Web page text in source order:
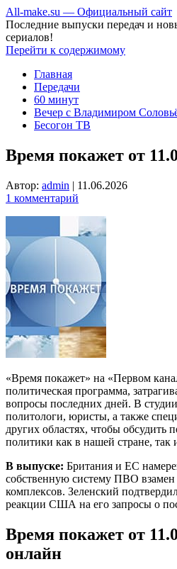
All-make.su — Официальный сайт
Последние выпуски передач и
сериалов!
Перейти к содержимому
Главная
Передачи
60 минут
Вечер с Владимиром
Бесогон ТВ
Время покажет от
Автор: admin | 11.06.2026
1 комментарий
«Время покажет» на «Первом
политическая программа,
вопросы последних дней. В
политологи, юристы, а также
других областях, чтобы обсудить
политики как в нашей стране, так
В выпуске: Британия и ЕС
собственную систему ПВО
комплексов. Зеленский
реакции США на его запросы о
Время покажет от
онлайн